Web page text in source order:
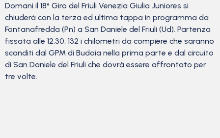
Domani il 18° Giro del Friuli Venezia Giulia Juniores si
chiuderà con la terza ed ultima tappa in programma da
Fontanafredda (Pn) a San Daniele del Friuli (Ud). Partenza
fissata alle 12.30, 132 i chilometri da compiere che saranno
scanditi dal GPM di Budoia nella prima parte e dal circuito
di San Daniele del Friuli che dovrà essere affrontato per
tre volte.